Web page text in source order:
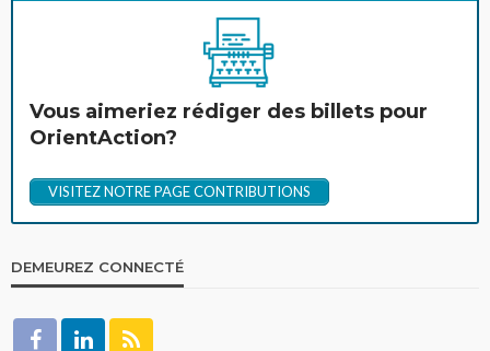
Vous aimeriez rédiger des billets pour
OrientAction?
VISITEZ NOTRE PAGE CONTRIBUTIONS
DEMEUREZ CONNECTÉ